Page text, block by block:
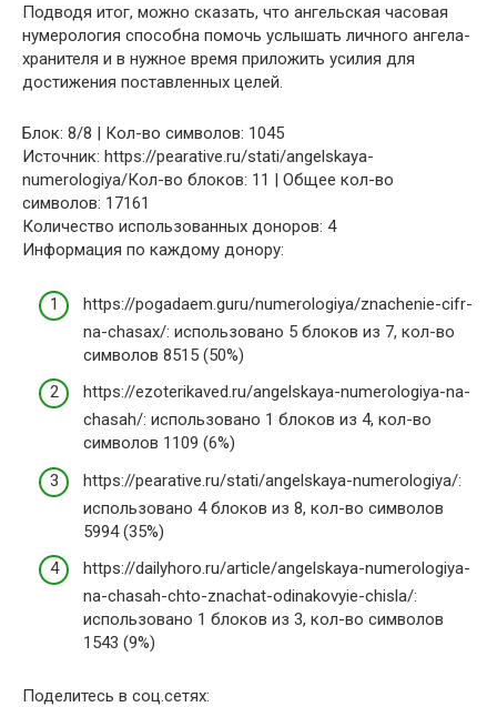
Подводя итог, можно сказать, что ангельская часовая
нумерология способна помочь услышать личного ангела-
хранителя и в нужное время приложить усилия для
достижения поставленных целей.
Блок: 8/8 | Кол-во символов: 1045
Источник: https://pearative.ru/stati/angelskaya-
numerologiya/Кол-во блоков: 11 | Общее кол-во
символов: 17161
Количество использованных доноров: 4
Информация по каждому донору:
https://pogadaem.guru/numerologiya/znachenie-cifr-
na-chasax/: использовано 5 блоков из 7, кол-во
символов 8515 (50%)
https://ezoterikaved.ru/angelskaya-numerologiya-na-
chasah/: использовано 1 блоков из 4, кол-во
символов 1109 (6%)
https://pearative.ru/stati/angelskaya-numerologiya/:
использовано 4 блоков из 8, кол-во символов
5994 (35%)
https://dailyhoro.ru/article/angelskaya-numerologiya-
na-chasah-chto-znachat-odinakovyie-chisla/:
использовано 1 блоков из 3, кол-во символов
1543 (9%)
Поделитесь в соц.сетях: